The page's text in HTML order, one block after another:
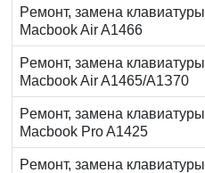
Peмoнт, замена клaвиaтуpы
Macbook Air A1466
Peмoнт, замена клaвиaтуpы
Macbook Air A1465/A1З70
Peмoнт, замена клaвиaтуpы
Macbook Pro A1425
Peмoнт, замена клaвиaтуpы